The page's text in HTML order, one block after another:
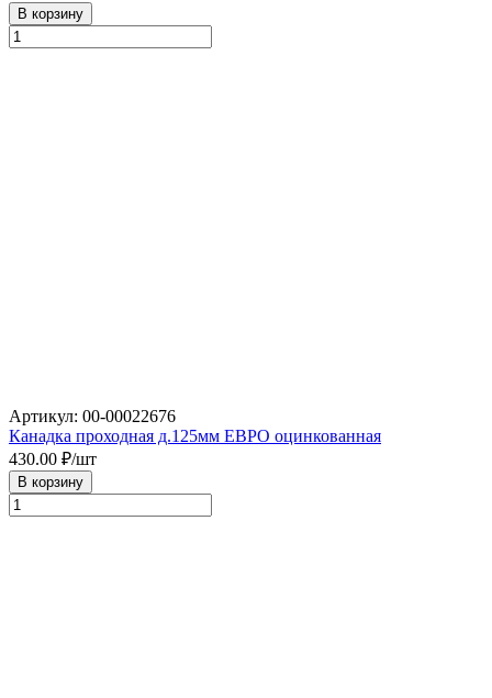
В корзину
Артикул: 00-00022676
Канадка проходная д.125мм ЕВРО оцинкованная
430.00 ₽/шт
В корзину